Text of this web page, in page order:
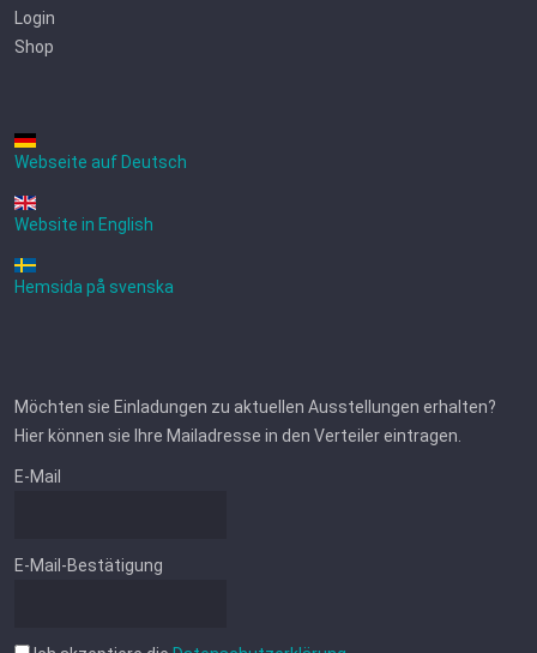
Login
Shop
Webseite auf Deutsch
Website in English
Hemsida på svenska
Möchten sie Einladungen zu aktuellen Ausstellungen erhalten?
Hier können sie Ihre Mailadresse in den Verteiler eintragen.
E-Mail
E-Mail-Bestätigung